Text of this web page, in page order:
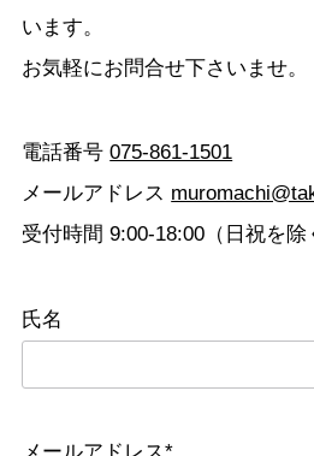
います。
お気軽にお問合せ下さいませ。
電話番号075-861-1501
メールアドレス
受付時間 9:00-18:00（日祝を除
氏名